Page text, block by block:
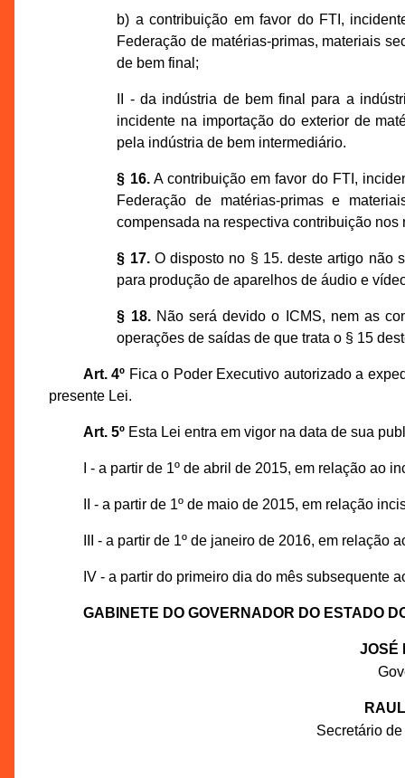
b) a contribuição em favor do FTI,
Federação de matérias-primas, materiais
de bem final;
II - da indústria de bem final para a
incidente na importação do exterior de
pela indústria de bem intermediário.
§ 16.A contribuição em favor do FTI,
Federação de matérias-primas e
compensada na respectiva contribuição nos
§ 17.O disposto no § 15. deste artigo não
para produção de aparelhos de áudio e
§ 18.Não será devido o ICMS, nem as
operações de saídas de que trata o § 15
Art. 4º Fica o Poder Executivo autorizado a
presente Lei.
Art. 5ºEsta Lei entra em vigor na data de sua
I - a partir de 1º de abril de 2015, em relação ao
II - a partir de 1º de maio de 2015, em relação
III - a partir de 1º de janeiro de 2016, em relação
IV - a partir do primeiro dia do mês subsequente
GABINETE DO GOVERNADOR DO ESTADO
JOSÉ
Secretário